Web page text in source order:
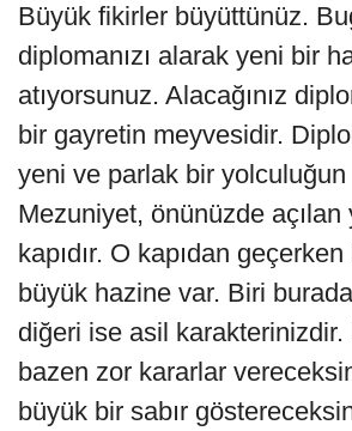
Büyük fikirler büyüttünüz.
diplomanızı alarak yeni bir
atıyorsunuz. Alacağınız
bir gayretin meyvesidir.
yeni ve parlak bir yolculuğun
Mezuniyet, önünüzde açılan
kapıdır. O kapıdan
büyük hazine var. Biri
diğeri ise asil
bazen zor kararlar
büyük bir sabır